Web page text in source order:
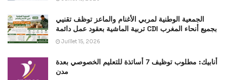
الجمعية الوطنية لمربي الأغنام والماعز توظف تقنيي
تربية الماشية بعقود عمل دائمة CDI بجميع أنحاء المغرب
Juillet 15, 2026
أنابيك: مطلوب توظيف 7 أساتذة للتعليم الخصوصي بعدة
مدن